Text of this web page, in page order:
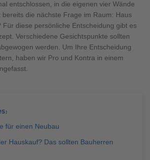
FINDEN
entschlossen, in die eigenen vier Wände
bereits die nächste Frage im Raum: Haus
Für diese persönliche Entscheidung gibt es
Verschiedene Gesichtspunkte sollten
werden. Um Ihre Entscheidung
haben wir Pro und Kontra in einem
für einen Neubau
Hauskauf? Das sollten Bauherren